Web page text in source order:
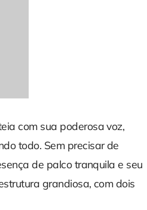
com sua poderosa voz,
todo. Sem precisar de
de palco tranquila e seu
grandiosa, com dois